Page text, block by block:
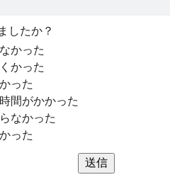
したか？
かった
かった
った
間がかかった
なかった
った
送信